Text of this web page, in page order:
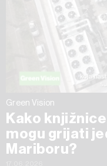
Green Vision
Kako
mogu grijati
Mariboru?